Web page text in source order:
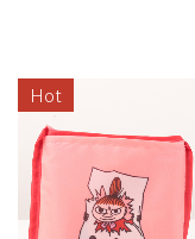
Hot